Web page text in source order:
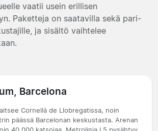
vaatii usein erillisen
Paketteja on saatavilla sekä pari-
ja sisältö vaihtelee
Barcelona
Cornellà de Llobregatissa, noin
päässä Barcelonan keskustasta. Arenan